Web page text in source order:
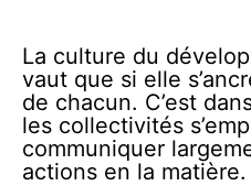
La culture du
vaut que si elle
de chacun. C’est
les collectivités
communiquer
actions en la matière.